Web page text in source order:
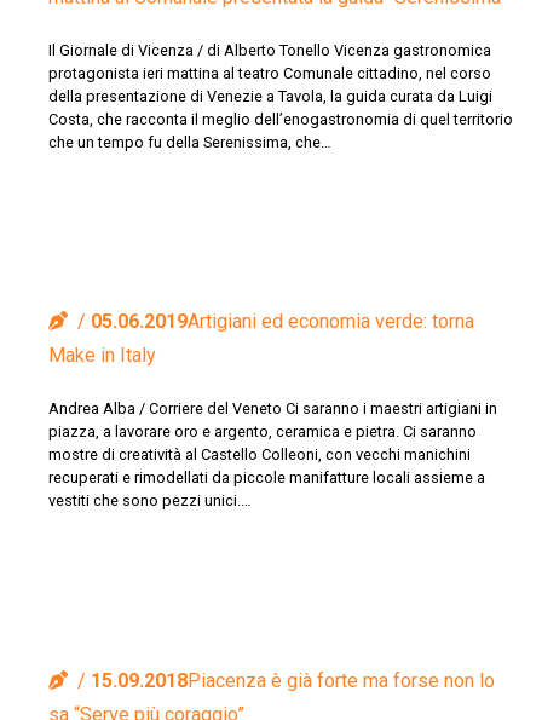
Il Giornale di Vicenza / di Alberto Tonello Vicenza gastronomica
protagonista ieri mattina al teatro Comunale cittadino, nel corso
della presentazione di Venezie a Tavola, la guida curata da Luigi
Costa, che racconta il meglio dell’enogastronomia di quel territorio
che un tempo fu della Serenissima, che…
05.06.2019Artigiani ed economia verde: torna
Make in Italy
Andrea Alba / Corriere del Veneto Ci saranno i maestri artigiani in
piazza, a lavorare oro e argento, ceramica e pietra. Ci saranno
mostre di creatività al Castello Colleoni, con vecchi manichini
recuperati e rimodellati da piccole manifatture locali assieme a
vestiti che sono pezzi unici.…
15.09.2018Piacenza è già forte ma forse non lo
sa “Serve più coraggio”